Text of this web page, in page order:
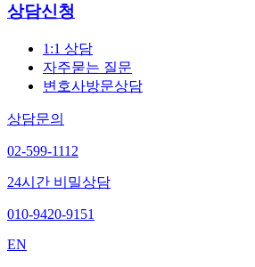
상담신청
1:1 상담
자주묻는 질문
변호사방문상담
상담문의
02-599-1112
24시간 비밀상담
010-9420-9151
EN